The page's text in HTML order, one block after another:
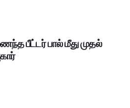
பீட்டர் பால் மீது முதல்